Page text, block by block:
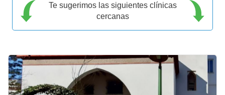
Te sugerimos las siguientes clínicas
cercanas